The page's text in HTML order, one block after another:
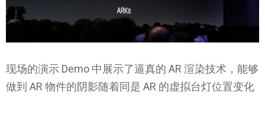
现场的演示 Demo 中展示了逼真的 AR 渲染技术，能够
做到 AR 物件的阴影随着同是 AR 的虚拟台灯位置变化